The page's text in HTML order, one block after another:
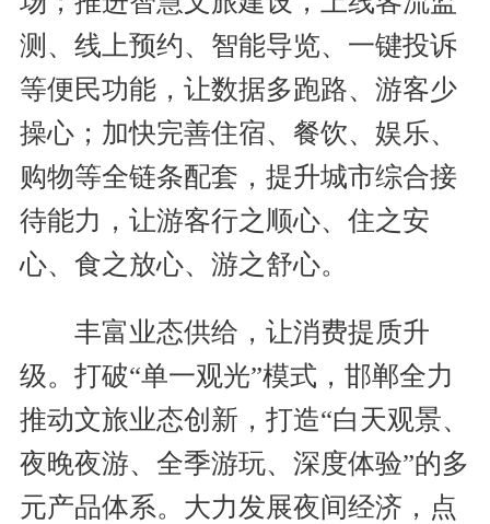
测、线上预约、智能导览、一键投诉
等便民功能，让数据多跑路、游客少
操心；加快完善住宿、餐饮、娱乐、
购物等全链条配套，提升城市综合接
待能力，让游客行之顺心、住之安
心、食之放心、游之舒心。
丰富业态供给，让消费提质升
级。打破“单一观光”模式，邯郸全力
推动文旅业态创新，打造“白天观景、
夜晚夜游、全季游玩、深度体验”的多
元产品体系。大力发展夜间经济，点